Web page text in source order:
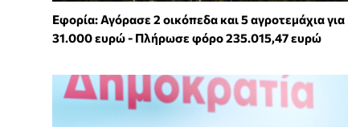
Εφορία: Αγόρασε 2 οικόπεδα και 5 αγροτεμάχια για
31.000 ευρώ - Πλήρωσε φόρο 235.015,47 ευρώ